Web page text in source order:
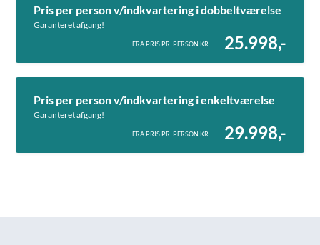
Pris per person v/indkvartering i dobbeltværelse
Garanteret afgang!
FRA PRIS PR. PERSON KR. 25.998,-
Pris per person v/indkvartering i enkeltværelse
Garanteret afgang!
FRA PRIS PR. PERSON KR. 29.998,-